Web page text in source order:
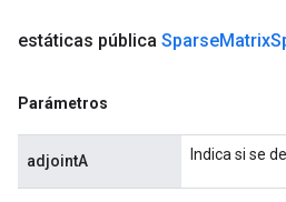
estáticas pública SparseMatrix
Parámetros
adjointA Indica si se